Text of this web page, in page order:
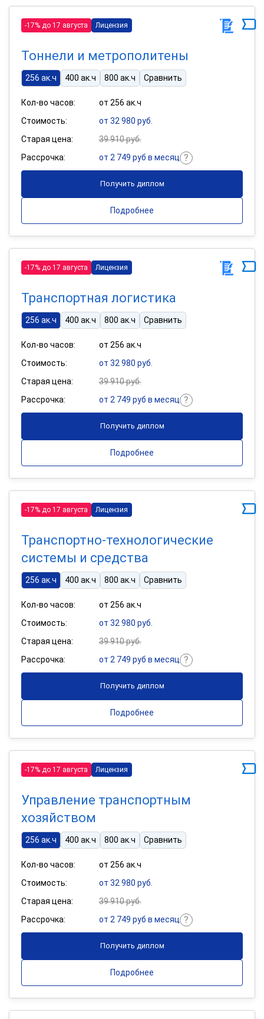
-17% до 17 августа Лицензия
Тоннели и метрополитены
256 ак.ч 400 ак.ч 800 ак.ч Сравнить
Кол-во часов:
от 256 ак.ч
Стоимость:
от 32 980 руб.
Старая цена:
39 910 руб.
Рассрочка:
от 2 749 руб в месяц
Получить диплом
Подробнее
-17% до 17 августа Лицензия
Транспортная логистика
256 ак.ч 400 ак.ч 800 ак.ч Сравнить
Кол-во часов:
от 256 ак.ч
Стоимость:
от 32 980 руб.
Старая цена:
39 910 руб.
Рассрочка:
от 2 749 руб в месяц
Получить диплом
Подробнее
-17% до 17 августа Лицензия
Транспортно-технологические
системы и средства
256 ак.ч 400 ак.ч 800 ак.ч Сравнить
Кол-во часов:
от 256 ак.ч
Стоимость:
от 32 980 руб.
Старая цена:
39 910 руб.
Рассрочка:
от 2 749 руб в месяц
Получить диплом
Подробнее
-17% до 17 августа Лицензия
Управление транспортным
хозяйством
256 ак.ч 400 ак.ч 800 ак.ч Сравнить
Кол-во часов:
от 256 ак.ч
Стоимость:
от 32 980 руб.
Старая цена:
39 910 руб.
Рассрочка:
от 2 749 руб в месяц
Получить диплом
Подробнее